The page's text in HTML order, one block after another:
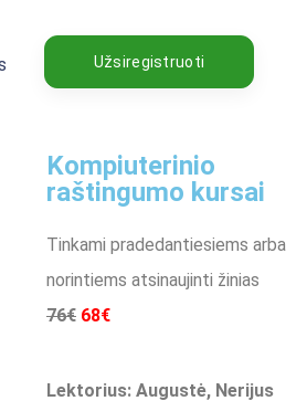
Užsiregistruoti
Kompiuterinio
raštingumo kursai
Tinkami pradedantiesiems arba
norintiems atsinaujinti žinias
76€ 68€
Lektorius: Augustė, Nerijus